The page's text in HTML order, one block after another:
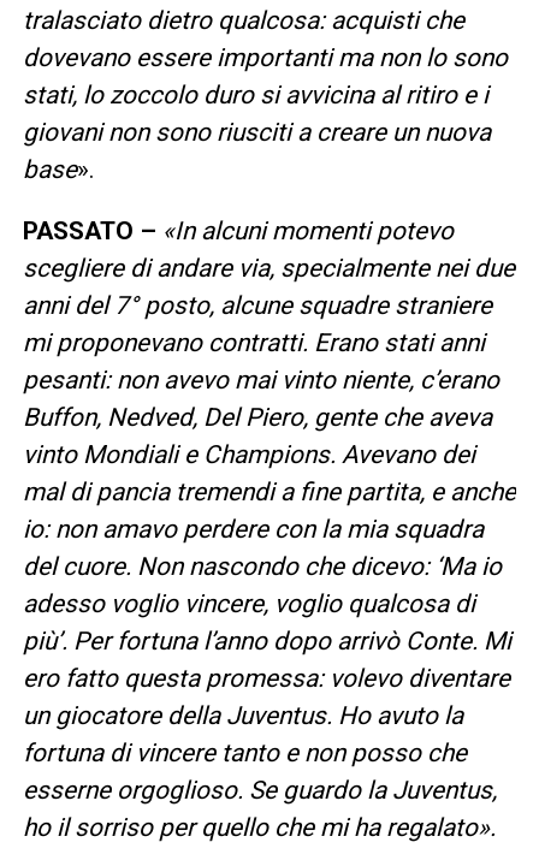
tralasciato dietro qualcosa: acquisti che
dovevano essere importanti ma non lo sono
stati, lo zoccolo duro si avvicina al ritiro e i
giovani non sono riusciti a creare un nuova
base».
PASSATO – «In alcuni momenti potevo
scegliere di andare via, specialmente nei due
anni del 7° posto, alcune squadre straniere
mi proponevano contratti. Erano stati anni
pesanti: non avevo mai vinto niente, c’erano
Buffon, Nedved, Del Piero, gente che aveva
vinto Mondiali e Champions. Avevano dei
mal di pancia tremendi a fine partita, e anche
io: non amavo perdere con la mia squadra
del cuore. Non nascondo che dicevo: ‘Ma io
adesso voglio vincere, voglio qualcosa di
più’. Per fortuna l’anno dopo arrivò Conte. Mi
ero fatto questa promessa: volevo diventare
un giocatore della Juventus. Ho avuto la
fortuna di vincere tanto e non posso che
esserne orgoglioso. Se guardo la Juventus,
ho il sorriso per quello che mi ha regalato».